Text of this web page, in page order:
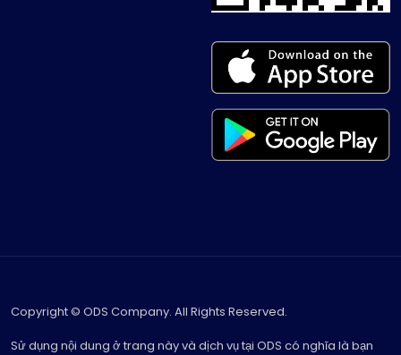
Copyright © ODS Company. All Rights Reserved.
Sử dụng nội dung ở trang này và dịch vụ tại ODS có nghĩa là bạn